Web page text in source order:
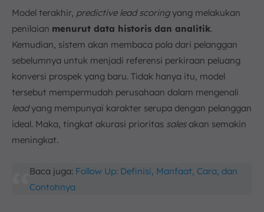
Model terakhir, predictive lead scoringyang melakukan
penilaian menurut data historis dan analitik.
Kemudian, sistem akan membaca pola dari pelanggan
sebelumnya untuk menjadi referensi perkiraan peluang
konversi prospek yang baru. Tidak hanya itu, model
tersebut mempermudah perusahaan dalam mengenali
leadyang mempunyai karakter serupa dengan pelanggan
ideal. Maka, tingkat akurasi prioritas salesakan semakin
meningkat.
Baca juga: Follow Up: Definisi, Manfaat, Cara, dan
Contohnya